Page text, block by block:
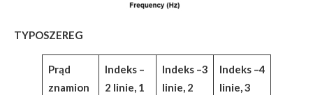
TYPOSZEREG
Prąd
znamion
Indeks –
2 linie, 1
Indeks –3
linie, 2
Indeks –4
linie,3